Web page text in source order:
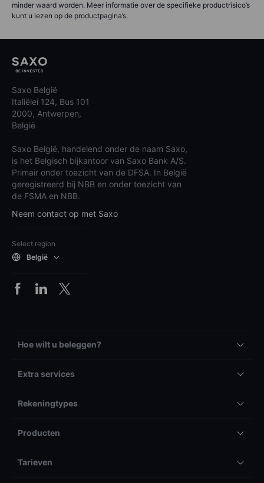
minder waard worden. Meer informatie over de specifieke productrisico’s
kunt u lezen op de productpagina’s.
Saxo België
Italiëlei 124, Bus 101
2000, Antwerpen,
België
Saxo België, handelend onder de naam Saxo,
is het Belgisch bijkantoor van Saxo Bank A/S.
Primair onder toezicht van de DFSA. In België
geregistreerd bij NBB en onder toezicht van
de FSMA en NBB.
Neem contact op met Saxo
Select region
België
Hoe wilt u beleggen?
Extra services
Rekeningtypes
Producten
Tarieven